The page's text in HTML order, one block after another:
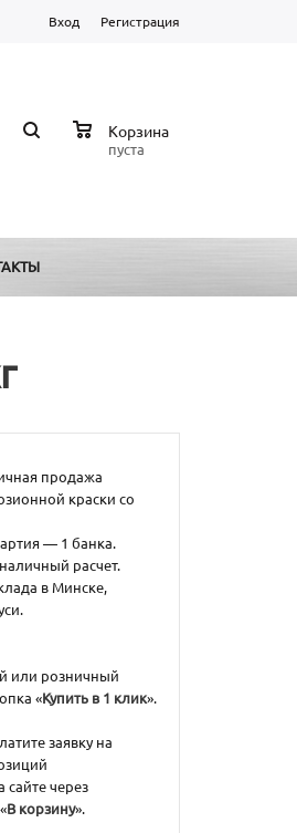
Вход Регистрация
Корзина
пуста
продажа
краски со
— 1 банка.
расчет.
в Минске,
или розничный
«Купить в 1 клик».
заявку на
сайте через
В корзину».